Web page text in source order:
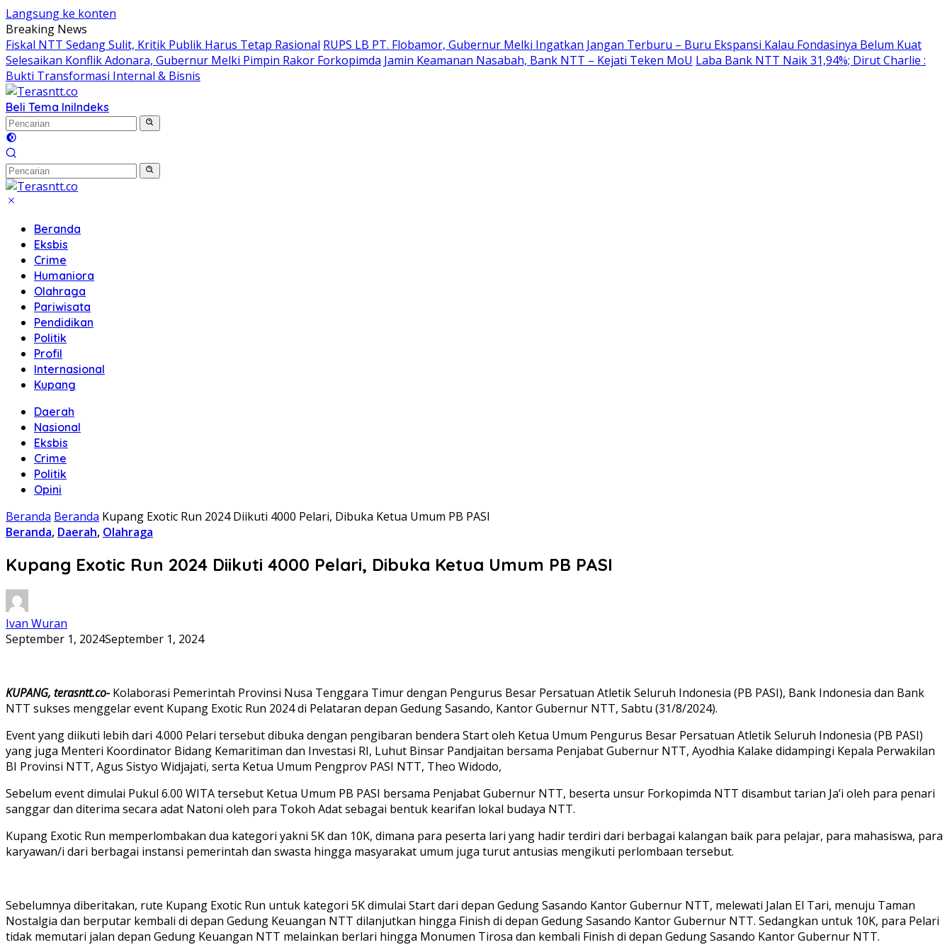
Langsung ke konten
Breaking News
Fiskal NTT Sedang Sulit, Kritik Publik Harus Tetap Rasional RUPS LB PT. Flobamor, Gubernur Melki Ingatkan Jangan Terburu – Buru Ekspansi Kalau Fondasinya Belum Kuat
Selesaikan Konflik Adonara, Gubernur Melki Pimpin Rakor Forkopimda Jamin Keamanan Nasabah, Bank NTT – Kejati Teken MoU Laba Bank NTT Naik 31,94%; Dirut Charlie :
Bukti Transformasi Internal & Bisnis
Beli Tema IniIndeks
Beranda
Eksbis
Crime
Humaniora
Olahraga
Pariwisata
Pendidikan
Politik
Profil
Internasional
Kupang
Daerah
Nasional
Eksbis
Crime
Politik
Opini
Beranda Beranda Kupang Exotic Run 2024 Diikuti 4000 Pelari, Dibuka Ketua Umum PB PASI
Beranda, Daerah, Olahraga
Kupang Exotic Run 2024 Diikuti 4000 Pelari, Dibuka Ketua Umum PB PASI
Ivan Wuran
September 1, 2024September 1, 2024
KUPANG, terasntt.co- Kolaborasi Pemerintah Provinsi Nusa Tenggara Timur dengan Pengurus Besar Persatuan Atletik Seluruh Indonesia (PB PASI), Bank Indonesia dan Bank
NTT sukses menggelar event Kupang Exotic Run 2024 di Pelataran depan Gedung Sasando, Kantor Gubernur NTT, Sabtu (31/8/2024).
Event yang diikuti lebih dari 4.000 Pelari tersebut dibuka dengan pengibaran bendera Start oleh Ketua Umum Pengurus Besar Persatuan Atletik Seluruh Indonesia (PB PASI)
yang juga Menteri Koordinator Bidang Kemaritiman dan Investasi RI, Luhut Binsar Pandjaitan bersama Penjabat Gubernur NTT, Ayodhia Kalake didampingi Kepala Perwakilan
BI Provinsi NTT, Agus Sistyo Widjajati, serta Ketua Umum Pengprov PASI NTT, Theo Widodo,
Sebelum event dimulai Pukul 6.00 WITA tersebut Ketua Umum PB PASI bersama Penjabat Gubernur NTT, beserta unsur Forkopimda NTT disambut tarian Ja’i oleh para penari
sanggar dan diterima secara adat Natoni oleh para Tokoh Adat sebagai bentuk kearifan lokal budaya NTT.
Kupang Exotic Run memperlombakan dua kategori yakni 5K dan 10K, dimana para peserta lari yang hadir terdiri dari berbagai kalangan baik para pelajar, para mahasiswa, para
karyawan/i dari berbagai instansi pemerintah dan swasta hingga masyarakat umum juga turut antusias mengikuti perlombaan tersebut.
Sebelumnya diberitakan, rute Kupang Exotic Run untuk kategori 5K dimulai Start dari depan Gedung Sasando Kantor Gubernur NTT, melewati Jalan El Tari, menuju Taman
Nostalgia dan berputar kembali di depan Gedung Keuangan NTT dilanjutkan hingga Finish di depan Gedung Sasando Kantor Gubernur NTT. Sedangkan untuk 10K, para Pelari
tidak memutari jalan depan Gedung Keuangan NTT melainkan berlari hingga Monumen Tirosa dan kembali Finish di depan Gedung Sasando Kantor Gubernur NTT.